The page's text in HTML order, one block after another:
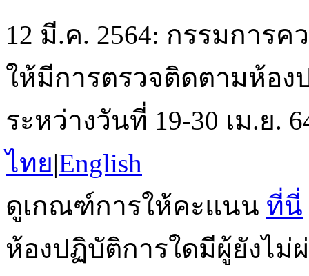
12 มี.ค. 2564: กรรมการ
ให้มีการตรวจติดตามห้อง
ระหว่างวันที่ 19-30 เม.ย.
ไทย|English
ดูเกณฑ์การให้คะแนน ที่นี่
ห้องปฏิบัติการใดมีผู้ยังไ